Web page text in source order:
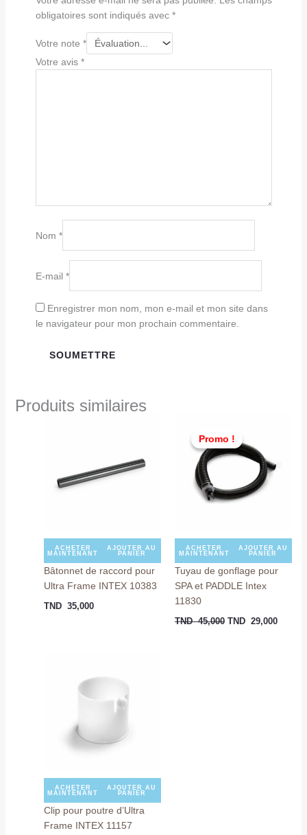
obligatoires sont indiqués avec *
Votre note *
Votre avis *
Nom *
E-mail *
Enregistrer mon nom, mon e-mail et mon site dans
le navigateur pour mon prochain commentaire.
Produits similaires
ACHETER
MAINTENANT
AJOUTER AU
PANIER
Bâtonnet de raccord pour
Ultra Frame INTEX 10383
TND 35,000
Promo !
Promo !
ACHETER
MAINTENANT
AJOUTER AU
PANIER
Tuyau de gonflage pour
SPA et PADDLE Intex
11830
TND45,000
initial
était :
45,000.
TND 29,000
ACHETER
MAINTENANT
AJOUTER AU
PANIER
Clip pour poutre d’Ultra
Frame INTEX 11157